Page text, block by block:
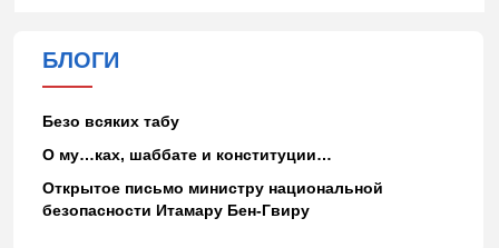
БЛОГИ
Безо всяких табу
О му…ках, шаббате и конституции…
Открытое письмо министру национальной
безопасности Итамару Бен-Гвиру